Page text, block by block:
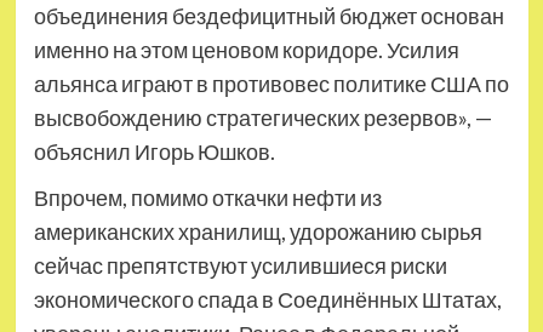
объединения бездефицитный бюджет основан
именно на этом ценовом коридоре. Усилия
альянса играют в противовес политике США по
высвобождению стратегических резервов», —
объяснил Игорь Юшков.
Впрочем, помимо откачки нефти из
американских хранилищ, удорожанию сырья
сейчас препятствуют усилившиеся риски
экономического спада в Соединённых Штатах,